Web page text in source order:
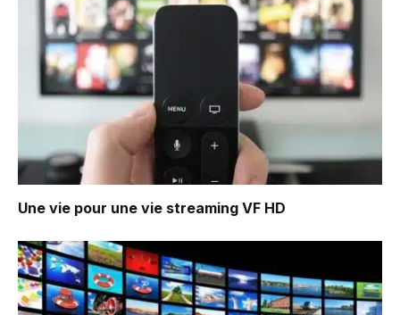
Une vie pour une vie streaming VF HD